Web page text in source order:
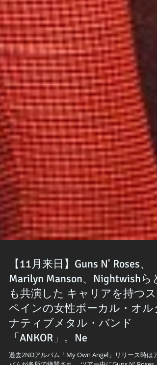
【11月来日】Guns N' Roses、
Marilyn Manson、Nightwishらと
も共演した キャリアを持つス
ペインの女性ボーカル・オル